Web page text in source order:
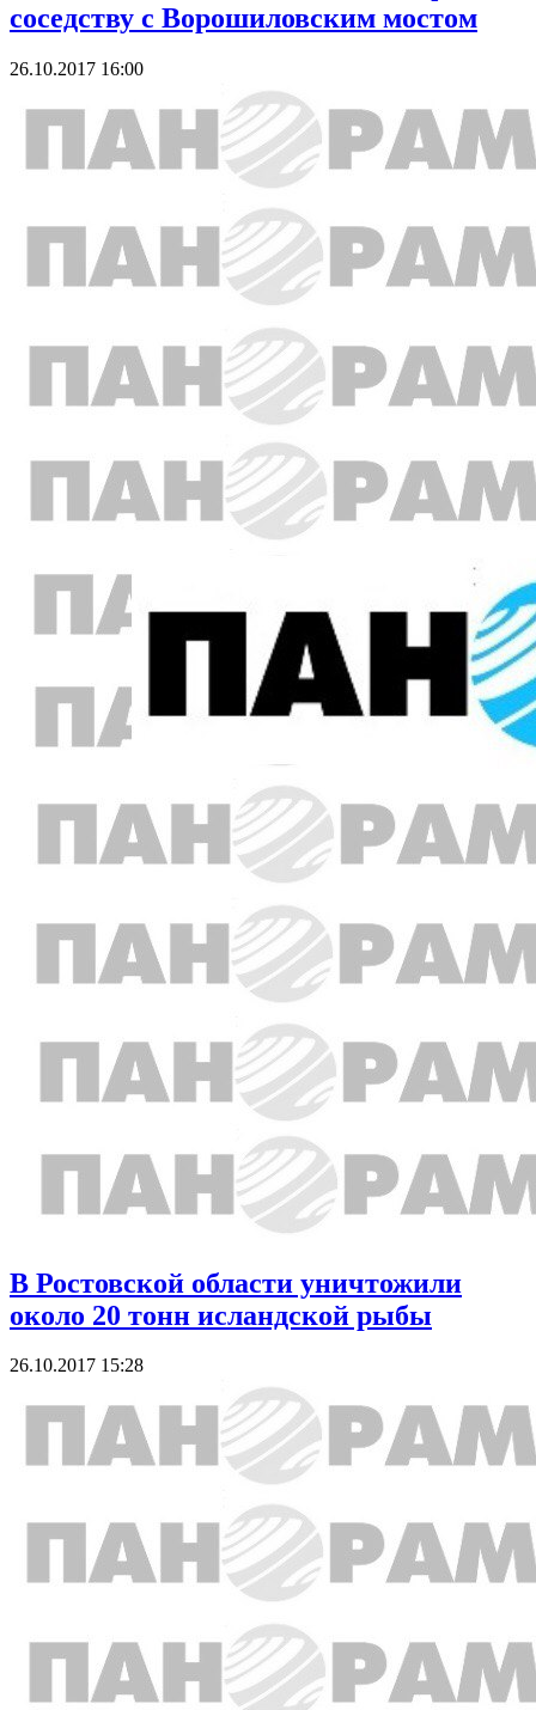
соседству с Ворошиловским мостом
26.10.2017 16:00
В Ростовской области уничтожили
около 20 тонн исландской рыбы
26.10.2017 15:28